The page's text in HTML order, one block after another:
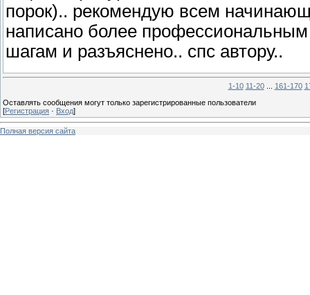
порок).. рекомендую всем
написано более
шагам и разъяснено.. спс автору..
1-10 11-20 161-170
Оставлять сообщения могут только зарегистрированные пользователи
[Регистрация · Вход]
Полная версия сайта